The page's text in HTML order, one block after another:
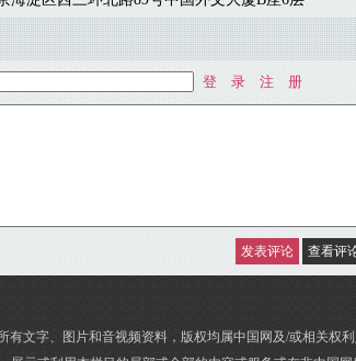
有文字、图片和音视频资料，版权均属中国网及/或相关权